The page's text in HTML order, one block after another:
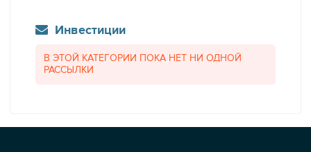
Инвестиции
В ЭТОЙ КАТЕГОРИИ ПОКА НЕТ НИ ОДНОЙ
РАССЫЛКИ